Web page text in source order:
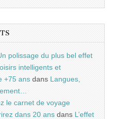
polissage du plus bel effet
intelligents et
+75 ans dans Langues,
le carnet de voyage
dans 20 ans dans L’effet